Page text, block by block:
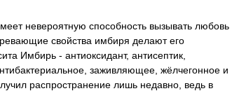
невероятную способность вызывать любовь
свойства имбиря делают его
Имбирь - антиоксидант, антисептик,
заживляющее, жёлчегонное и
распространение лишь недавно, ведь в